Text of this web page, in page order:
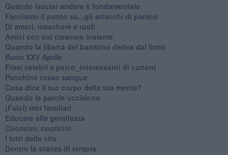
​Quando lasciar andare è fondamentale
Facciamo il punto su...gli attacchi di panico
Di amori, maschere e ruoli
​Amici con cui crescere insieme
​Quando la libertà del bambino deriva dai limiti
Buon XXV Aprile
​Frasi celebri e psico_interessanti di cartoni
​Panchine rosso sangue
​Cosa dice il tuo corpo della tua mente?
​Quando le parole uccidono
​(Falsi) miti familiari
​Educare alla gentilezza
​Cuoricini, cuoricini
I lutti della vita
​Dentro la stanza di terapia